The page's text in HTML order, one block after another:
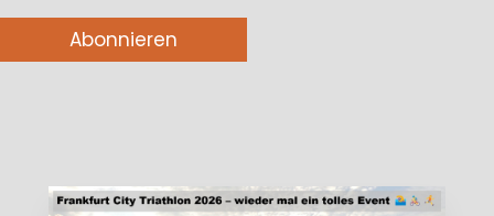
Abonnieren